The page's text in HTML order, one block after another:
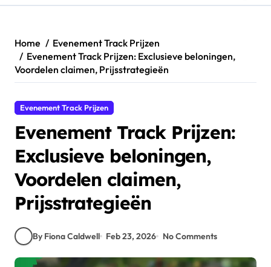
Home
Evenement Track Prijzen
Evenement Track Prijzen: Exclusieve beloningen,
Voordelen claimen, Prijsstrategieën
Evenement Track Prijzen
Evenement Track Prijzen:
Exclusieve beloningen,
Voordelen claimen,
Prijsstrategieën
By Fiona Caldwell Feb 23, 2026 No Comments